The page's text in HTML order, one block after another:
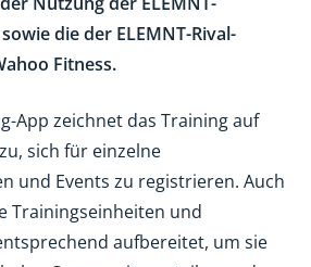
die der ELEMNT-Rival-
Fitness.
App zeichnet das Training auf
sich für einzelne
und Events zu registrieren. Auch
Trainingseinheiten und
aufbereitet, um sie